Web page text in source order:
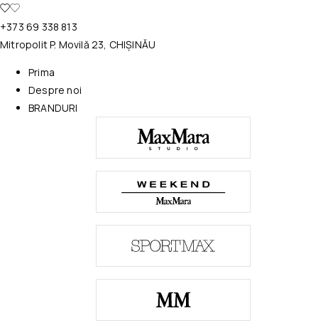
+373 69 338 813
Mitropolit P. Movilă 23, CHIȘINĂU
Prima
Despre noi
BRANDURI